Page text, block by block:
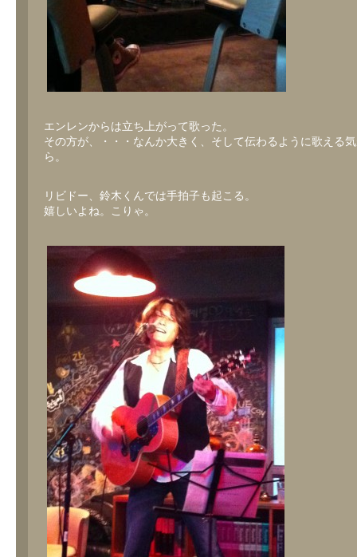
エンレンからは立ち上がって歌った。
その方が、・・・なんか大きく、そして伝わるように歌える
ら。
リビドー、鈴木くんでは手拍子も起こる。
嬉しいよね。こりゃ。